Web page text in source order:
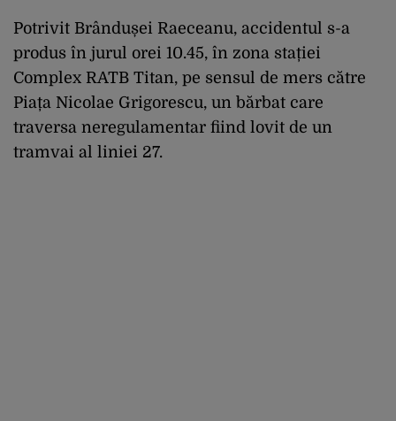
Potrivit Brândușei Raeceanu, accidentul s-a
produs în jurul orei 10.45, în zona stației
Complex RATB Titan, pe sensul de mers către
Piața Nicolae Grigorescu, un bărbat care
traversa neregulamentar fiind lovit de un
tramvai al liniei 27.